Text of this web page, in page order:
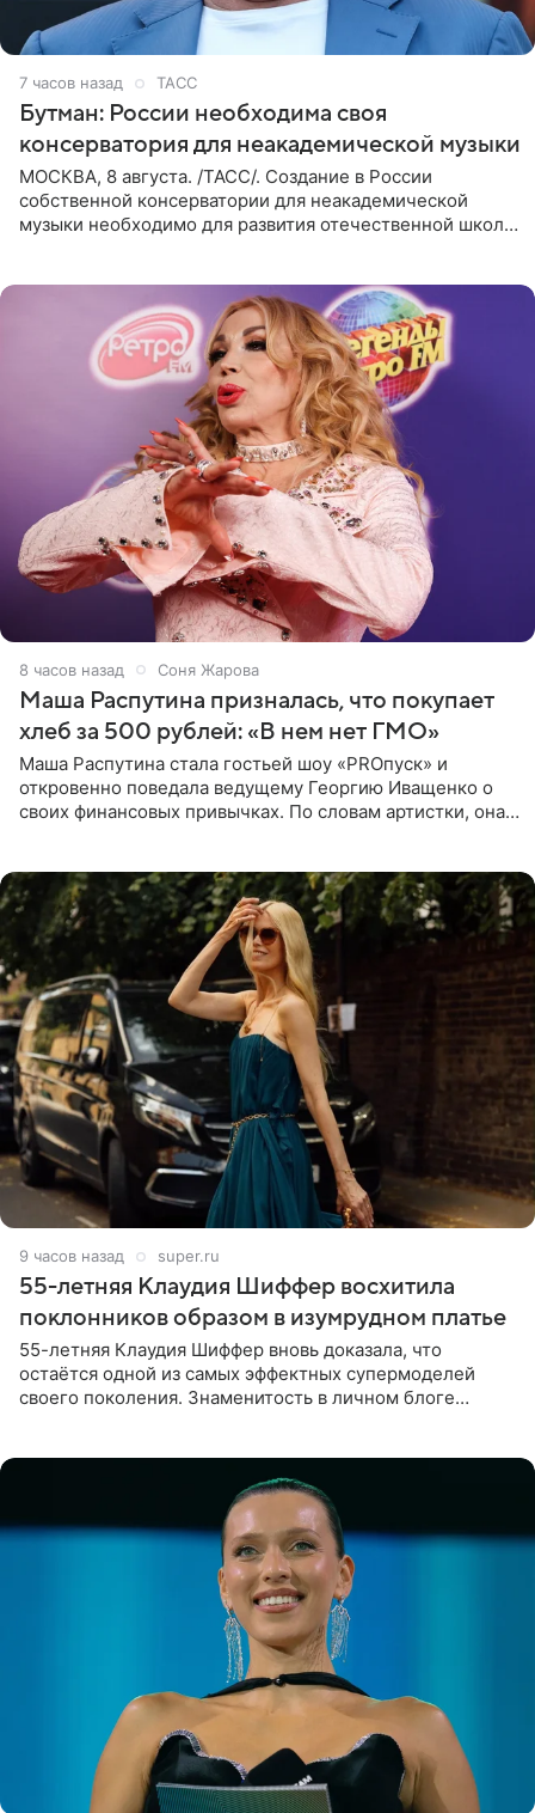
7 часов назад ТАСС
Бутман: России необходима своя
консерватория для неакадемической музыки
МОСКВА, 8 августа. /ТАСС/. Создание в России
собственной консерватории для неакадемической
музыки необходимо для развития отечественной школы
8 часов назад Соня Жарова
Маша Распутина призналась, что покупает
хлеб за 500 рублей: «В нем нет ГМО»
Маша Распутина стала гостьей шоу «PROпуск» и
откровенно поведала ведущему Георгию Иващенко о
своих финансовых привычках. По словам артистки, она
9 часов назад super.ru
55-летняя Клаудия Шиффер восхитила
поклонников образом в изумрудном платье
55-летняя Клаудия Шиффер вновь доказала, что
остаётся одной из самых эффектных супермоделей
своего поколения. Знаменитость в личном блоге